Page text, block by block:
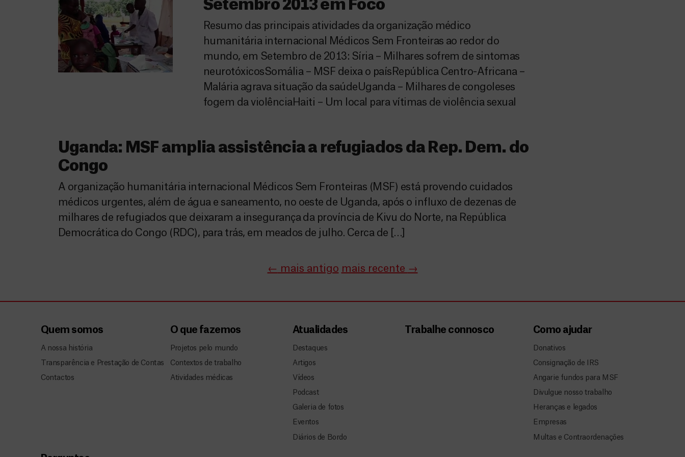
Setembro 2013 em Foco
Resumo das principais atividades da organização médico
humanitária internacional Médicos Sem Fronteiras ao redor do
mundo, em Setembro de 2013: Síria – Milhares sofrem de sintomas
neurotóxicosSomália – MSF deixa o paísRepública Centro-Africana –
Malária agrava situação da saúdeUganda – Milhares de congoleses
fogem da violênciaHaiti – Um local para vítimas de violência sexual
Uganda: MSF amplia assistência a refugiados da Rep. Dem. do
Congo
A organização humanitária internacional Médicos Sem Fronteiras (MSF) está provendo cuidados
médicos urgentes, além de água e saneamento, no oeste de Uganda, após o influxo de dezenas de
milhares de refugiados que deixaram a insegurança da província de Kivu do Norte, na República
Democrática do Congo (RDC), para trás, em meados de julho. Cerca de […]
← mais antigo mais recente →
Quem somos
A nossa história
Transparência e Prestação de Contas
Contactos
O que fazemos
Projetos pelo mundo
Contextos de trabalho
Atividades médicas
Atualidades
Destaques
Artigos
Vídeos
Podcast
Galeria de fotos
Eventos
Diários de Bordo
Trabalhe connosco Como ajudar
Donativos
Consignação de IRS
Angarie fundos para MSF
Divulgue nosso trabalho
Heranças e legados
Empresas
Multas e Contraordenações